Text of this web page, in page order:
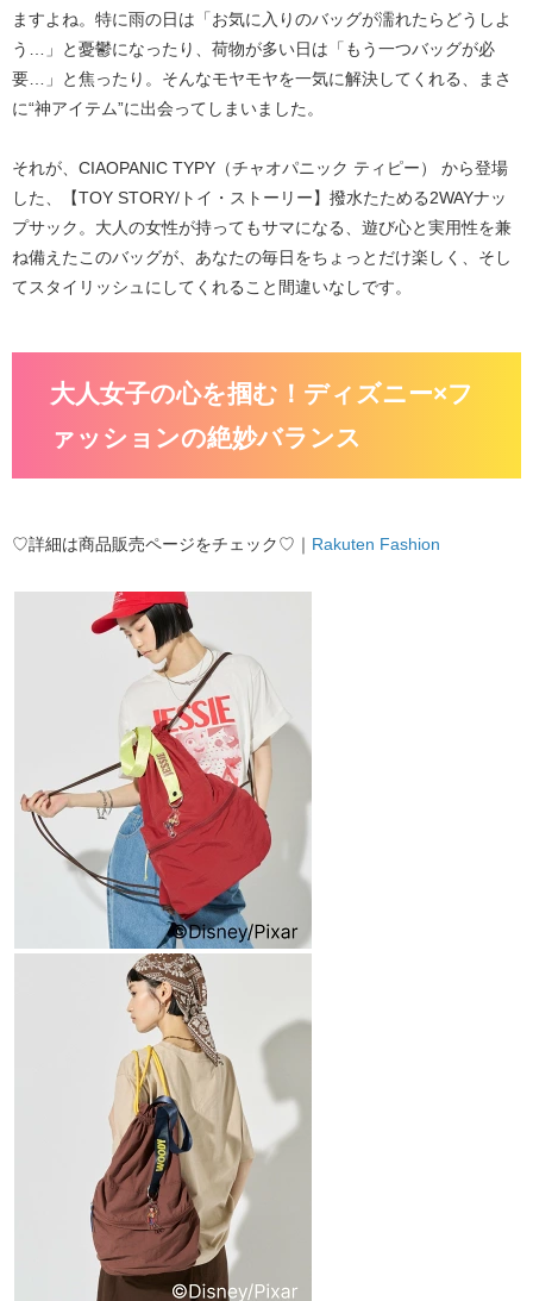
ますよね。特に雨の日は「お気に入りのバッグが濡れたらどうしよ
う…」と憂鬱になったり、荷物が多い日は「もう一つバッグが必
要…」と焦ったり。そんなモヤモヤを一気に解決してくれる、まさ
に“神アイテム”に出会ってしまいました。
それが、 CIAOPANIC TYPY（チャオパニック ティピー）
から登場
した、
【TOY STORY/トイ・ストーリー】撥水たためる2WAYナッ
プサック 。大人の女性が持ってもサマになる、遊び心と実用性を兼
ね備えたこのバッグが、あなたの毎日をちょっとだけ楽しく、そし
てスタイリッシュにしてくれること間違いなしです。
大人女子の心を掴む！ディズニー×フ
ァッションの絶妙バランス
♡詳細は商品販売ページをチェック♡｜ Rakuten Fashion